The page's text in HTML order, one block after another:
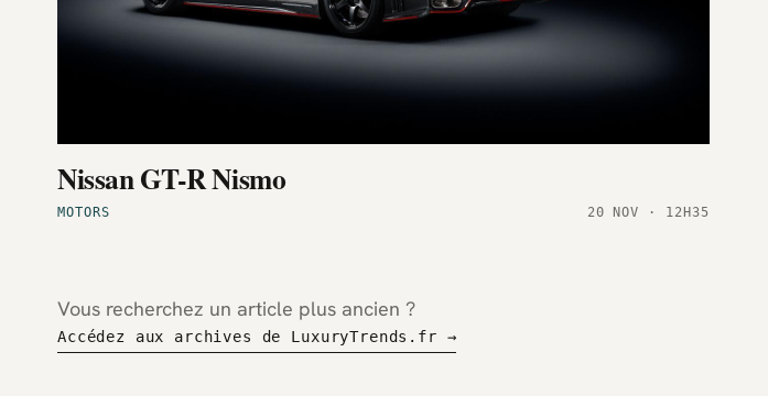
MOTORS
Nissan GT-R Nismo
20 NOV · 12H35
Vous recherchez un article plus ancien ?
Accédez aux archives de LuxuryTrends.fr →